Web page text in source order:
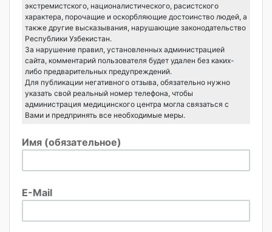
экстремистского, националистического, расистского
характера, порочащие и оскорбляющие достоинство людей, а
также другие высказывания, нарушающие законодательство
Республики Узбекистан.
За нарушение правил, установленных администрацией
сайта, комментарий пользователя будет удален без каких-
либо предварительных предупреждений.
Для публикации негативного отзыва, обязательно нужно
указать свой реальный номер телефона, чтобы
администрация медицинского центра могла связаться с
Вами и предпринять все необходимые меры.
Имя (обязательное)
E-Mail